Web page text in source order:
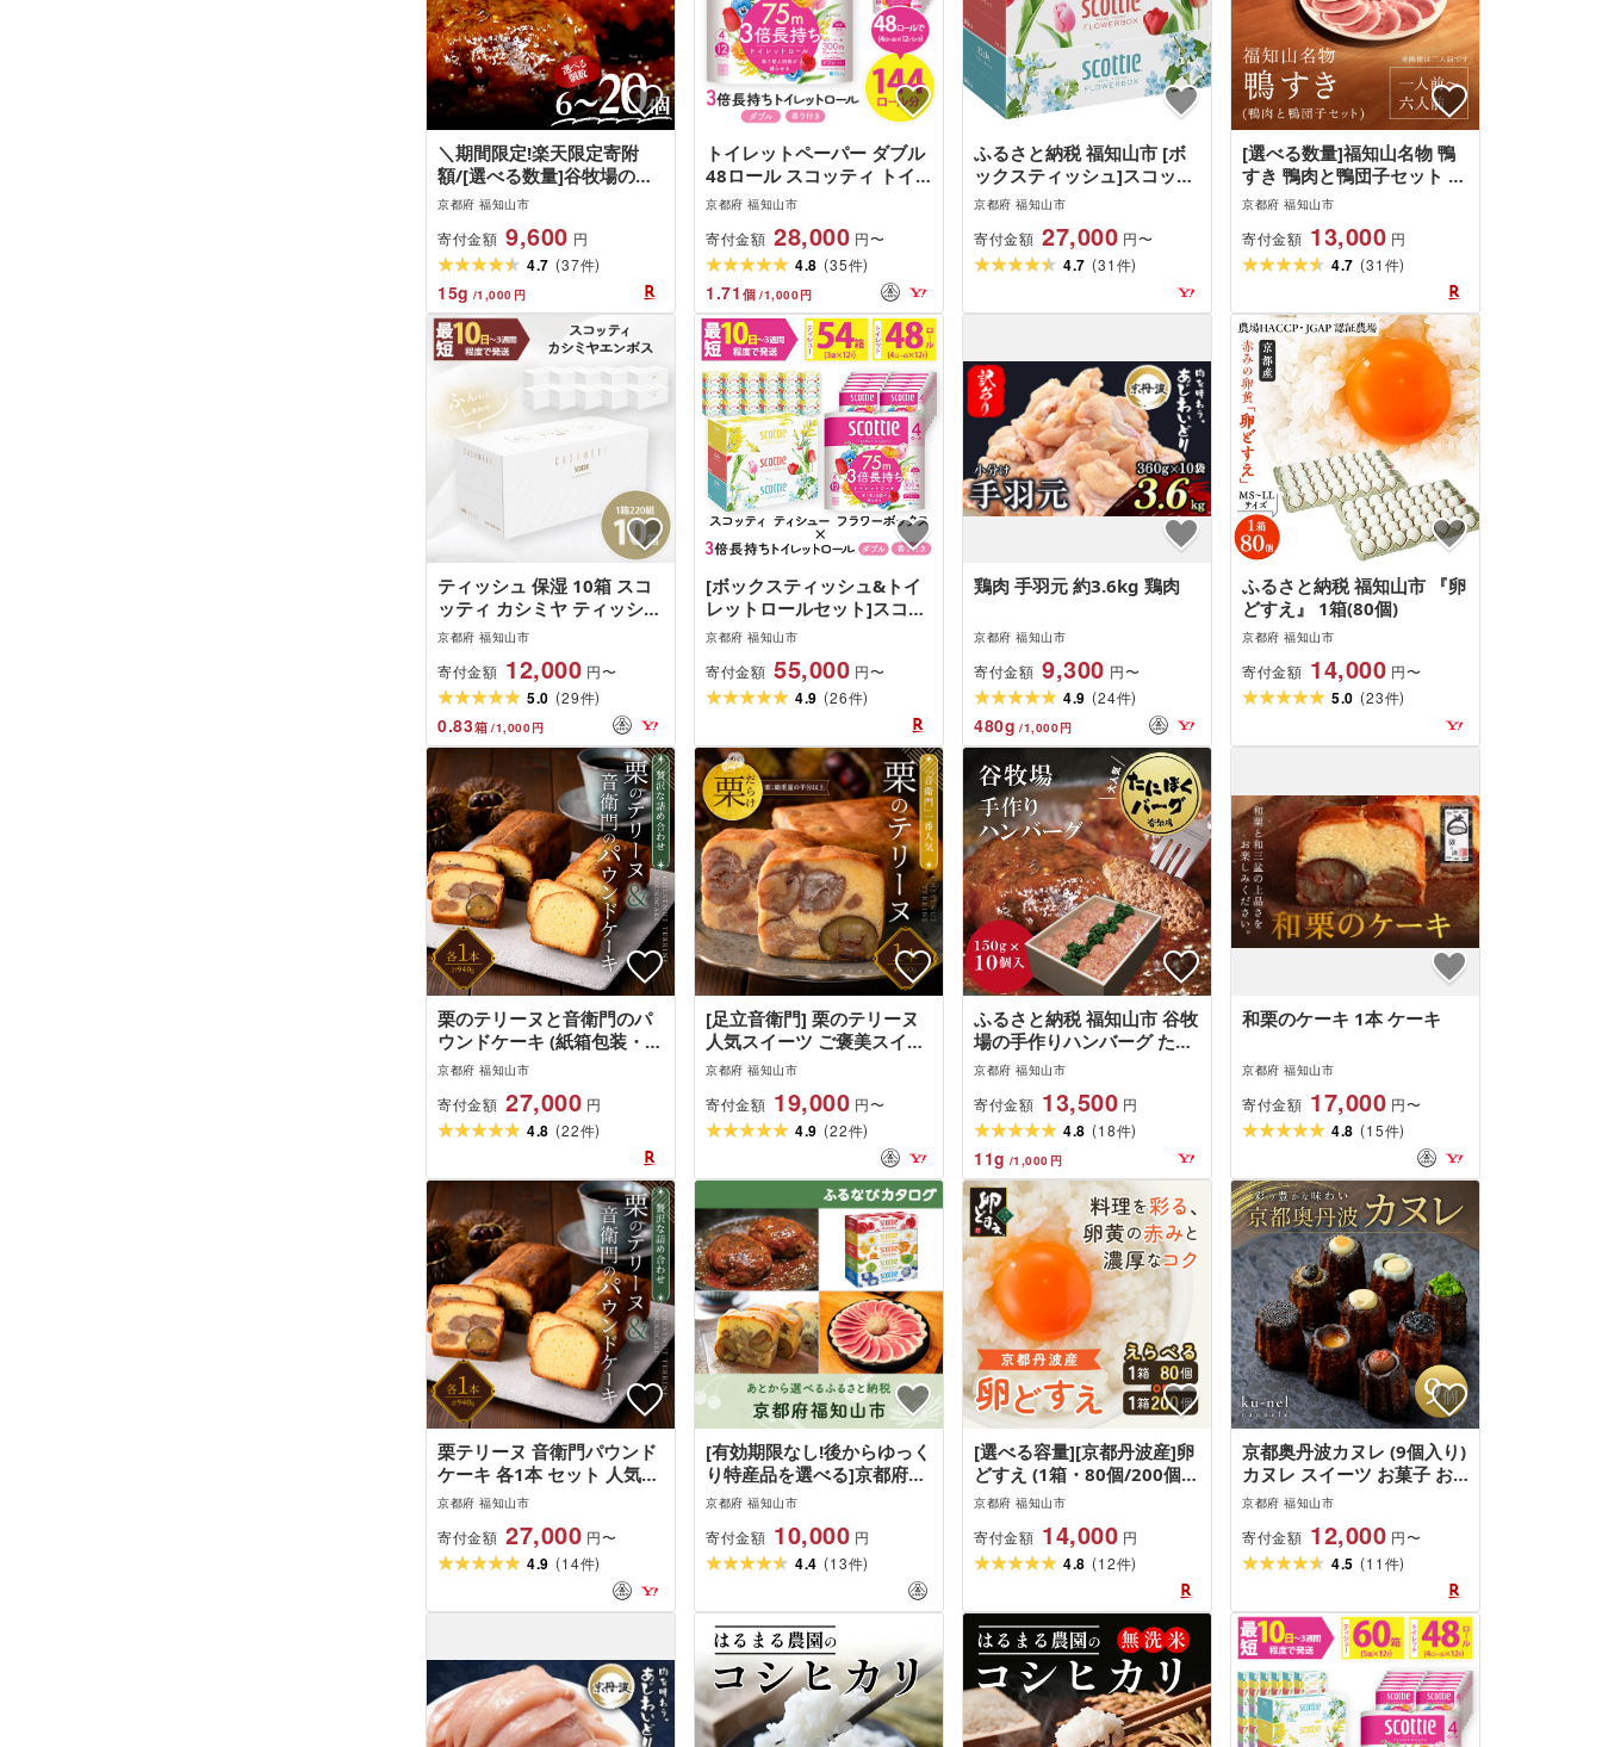
＼期間限定!楽天限定寄附
額/[選べる数量]谷牧場の手
作りハンバーグ たにぼくバ
個/20個) ハンバーグ 人気
はんばーぐ おすすめ 肉 お
肉 牛肉 豚肉 合挽き 肉汁 冷
凍 小分け [fc-ZL003][谷牧
場]
京都府 福知山市
寄付金額 9,600 円
4.7 (37件)
15g /1,000 円
トイレットペーパー ダブル
48ロール スコッティ トイ
レット
京都府 福知山市
寄付金額 28,000 円〜
4.8 (35件)
1.71 個 /1,000円
ふるさと納税 福知山市 [ボ
ックスティッシュ]スコッテ
ィティシューフラワーボッ
×18パック)
京都府 福知山市
寄付金額 27,000 円〜
4.7 (31件)
[選べる数量]福知山名物 鴨
すき 鴨肉と鴨団子セット (1
人前/2人前/3人前/4人前/5
ご 鴨鍋 鴨 かも かもなべ 鍋
鍋セット 人気 おすすめ 絶
品 特製 [fc-ZJ002][鳥名子]
京都府 福知山市
寄付金額 13,000 円
4.7 (31件)
ティッシュ 保湿 10箱 スコ
ッティ カシミヤ ティッシュ
ペーパー
京都府 福知山市
寄付金額 12,000 円〜
5.0 (29件)
0.83箱 /1,000円
[ボックスティッシュ&トイ
レットロールセット]スコッ
ティ ティシュー フラワーボ
ティ フラワーパック 3倍長
持ち 48ロール (ティッシュ3
箱×18・トイレットロール4
ロール×12)[fc-AS004-B][日
本製紙クレシア株式会社]
京都府 福知山市
寄付金額 55,000 円〜
4.9 (26件)
鶏肉 手羽元 約3.6kg 鶏肉
京都府 福知山市
寄付金額 9,300 円〜
4.9 (24件)
480g /1,000円
ふるさと納税 福知山市 『卵
どすえ』 1箱(80個)
京都府 福知山市
寄付金額 14,000 円〜
5.0 (23件)
栗のテリーヌと音衛門のパ
ウンドケーキ (紙箱包装・各
1本セット) 人気 濃厚スイー
栗 テリーヌ くり [fc-
ZX002][足立音衛門]
京都府 福知山市
寄付金額 27,000 円
4.8 (22件)
[足立音衛門] 栗のテリーヌ
人気スイーツ ご褒美スイー
ツ 洋菓子
京都府 福知山市
寄付金額 19,000 円〜
4.9 (22件)
ふるさと納税 福知山市 谷牧
場の手作りハンバーグ たに
ぼくバーグ150g ×10個入
京都府 福知山市
寄付金額 13,500 円
4.8 (18件)
11g /1,000 円
和栗のケーキ 1本 ケーキ
京都府 福知山市
寄付金額 17,000 円〜
4.8 (15件)
栗テリーヌ 音衛門パウンド
ケーキ 各1本 セット 人気ス
イーツ 足立音衛門
京都府 福知山市
寄付金額 27,000 円〜
4.9 (14件)
[有効期限なし!後からゆっく
り特産品を選べる]京都府福
知山市カタログポイント
京都府 福知山市
寄付金額 10,000 円
4.4 (13件)
[選べる容量][京都丹波産]卵
どすえ (1箱・80個/200個)
卵 玉子 たまご 生卵 タマゴ
TKG お菓子づくり オムライ
ス プリン [fc-BX002][グリ
京都府 福知山市
寄付金額 14,000 円
4.8 (12件)
京都奥丹波カヌレ (9個入り)
カヌレ スイーツ お菓子 お
かし 人気 ご褒美 お取り寄
ゃれ 大人スイーツ 洋菓子
[fc-BU001][ku-nel]
京都府 福知山市
寄付金額 12,000 円〜
4.5 (11件)